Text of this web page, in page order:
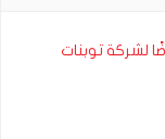
لشركة توبنات